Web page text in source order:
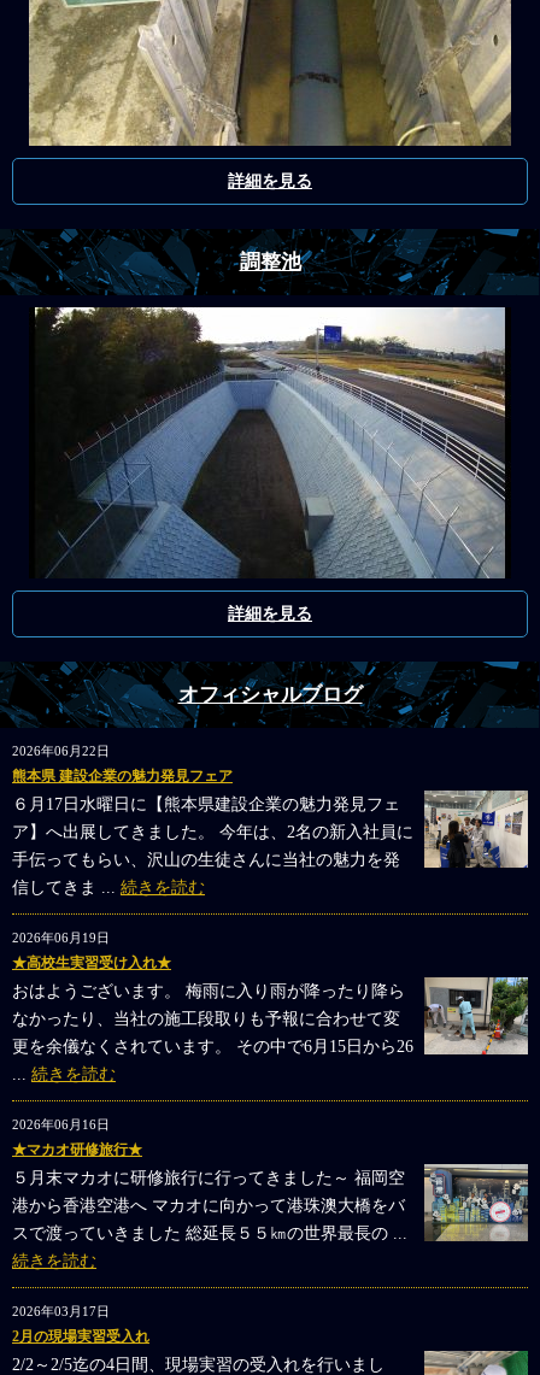
詳細を見る
調整池
詳細を見る
オフィシャルブログ
2026年06月22日
熊本県 建設企業の魅力発見フェア
６月17日水曜日に【熊本県建設企業の魅力発見フェ
ア】へ出展してきました。 今年は、2名の新入社員に
手伝ってもらい、沢山の生徒さんに当社の魅力を発
信してきま ... 続きを読む
2026年06月19日
★高校生実習受け入れ★
おはようございます。 梅雨に入り雨が降ったり降ら
なかったり、当社の施工段取りも予報に合わせて変
更を余儀なくされています。 その中で6月15日から26
続きを読む
2026年06月16日
★マカオ研修旅行★
５月末マカオに研修旅行に行ってきました～ 福岡空
港から香港空港へ マカオに向かって港珠澳大橋をバ
スで渡っていきました 総延長５５㎞の世界最長の ...
続きを読む
2026年03月17日
2月の現場実習受入れ
2/2～2/5迄の4日間、現場実習の受入れを行いまし